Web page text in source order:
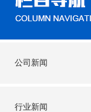
公司新闻
行业新闻